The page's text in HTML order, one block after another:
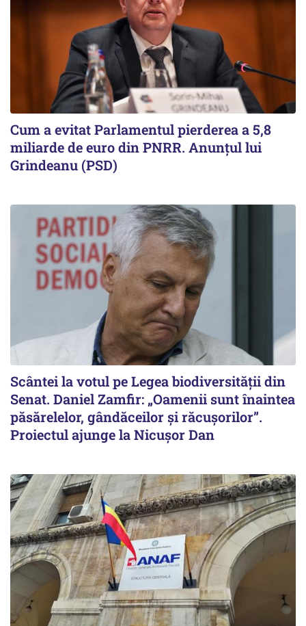
Cum a evitat Parlamentul pierderea a 5,8
miliarde de euro din PNRR. Anunțul lui
Grindeanu (PSD)
Scântei la votul pe Legea biodiversității din
Senat. Daniel Zamfir: „Oamenii sunt înaintea
păsărelelor, gândăceilor și răcușorilor”.
Proiectul ajunge la Nicușor Dan